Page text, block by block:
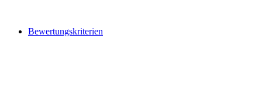
Bewertungskriterien